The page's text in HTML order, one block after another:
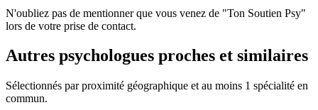
N'oubliez pas de mentionner que vous venez de "Ton Soutien Psy"
lors de votre prise de contact.
Autres psychologues proches et similaires
Sélectionnés par proximité géographique et au moins 1 spécialité en
commun.